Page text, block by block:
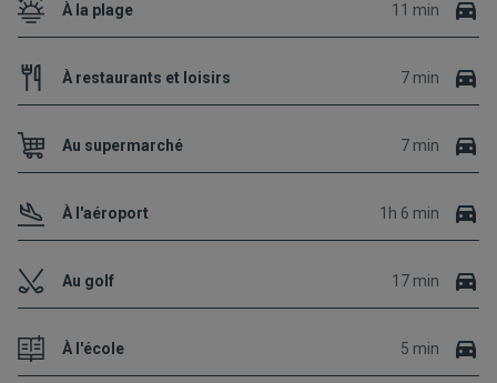
À la plage 11 min
À restaurants et loisirs 7 min
Au supermarché 7 min
À l'aéroport 1h 6 min
Au golf 17 min
À l'école 5 min